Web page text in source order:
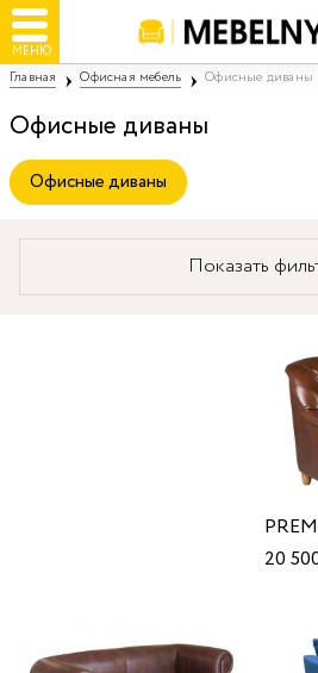
МЕНЮ
Главная Офисная мебель Офисные диваны
Офисные диваны
Офисные диваны
Показать
20